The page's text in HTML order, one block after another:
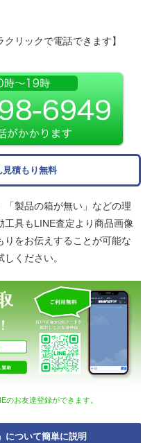
リックで電話できます】
見積もり無料
「製品の箱が無い」などの理
工具もLINE査定より商品画像
りをお伝えすることが可能な
ください。
のお友達登録ができます。
について簡単に説明